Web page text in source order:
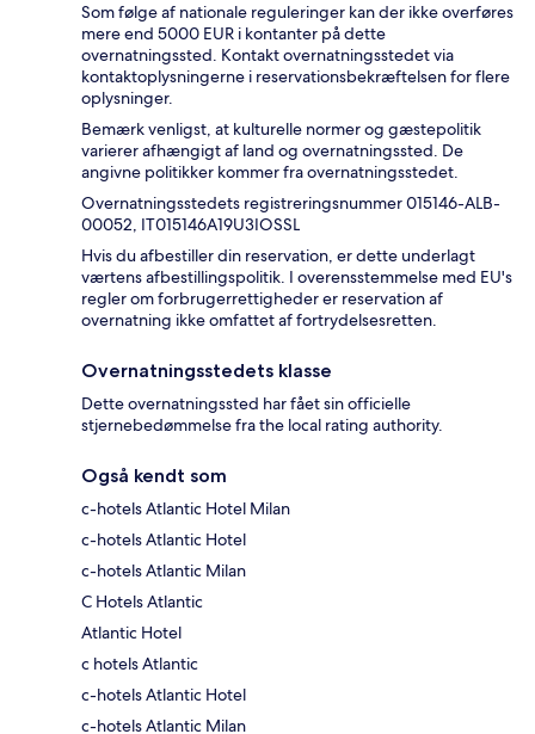
Som følge af nationale reguleringer kan der ikke overføres
mere end 5000 EUR i kontanter på dette
overnatningssted. Kontakt overnatningsstedet via
kontaktoplysningerne i reservationsbekræftelsen for flere
oplysninger.
Bemærk venligst, at kulturelle normer og gæstepolitik
varierer afhængigt af land og overnatningssted. De
angivne politikker kommer fra overnatningsstedet.
Overnatningsstedets registreringsnummer 015146-ALB-
00052, IT015146A19U3IOSSL
Hvis du afbestiller din reservation, er dette underlagt
værtens afbestillingspolitik. I overensstemmelse med EU's
regler om forbrugerrettigheder er reservation af
overnatning ikke omfattet af fortrydelsesretten.
Overnatningsstedets klasse
Dette overnatningssted har fået sin officielle
stjernebedømmelse fra the local rating authority.
Også kendt som
c-hotels Atlantic Hotel Milan
c-hotels Atlantic Hotel
c-hotels Atlantic Milan
C Hotels Atlantic
Atlantic Hotel
c hotels Atlantic
c-hotels Atlantic Hotel
c-hotels Atlantic Milan